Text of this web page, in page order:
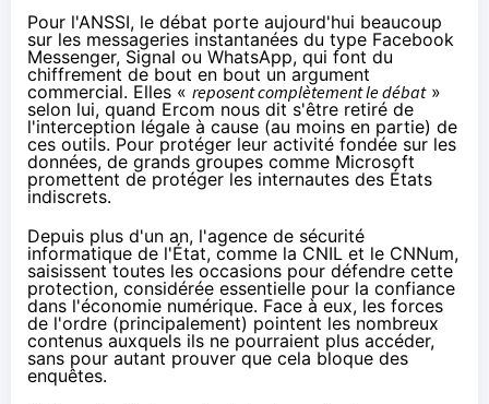
Pour l'ANSSI, le débat porte aujourd'hui beaucoup
sur les messageries instantanées du type Facebook
Messenger, Signal ou WhatsApp, qui font du
chiffrement de bout en bout un argument
commercial. Elles « reposent complètement le débat»
selon lui, quand Ercom nous dit s'être retiré de
l'interception légale à cause (au moins en partie) de
ces outils. Pour protéger leur activité fondée sur les
données, de grands groupes comme Microsoft
promettent de protéger les internautes des États
indiscrets.
Depuis plus d'un an, l'agence de sécurité
informatique de l'État, comme la CNIL et le CNNum,
saisissent toutes les occasions pour défendre cette
protection, considérée essentielle pour la confiance
dans l'économie numérique. Face à eux, les forces
de l'ordre (principalement) pointent les nombreux
contenus auxquels ils ne pourraient plus accéder,
sans pour autant prouver que cela bloque des
enquêtes.